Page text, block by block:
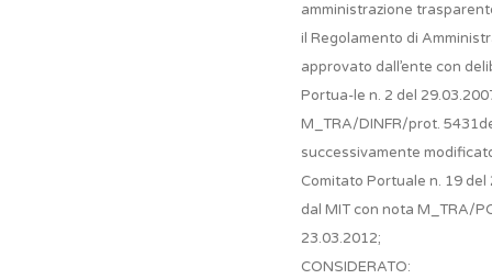
amministrazione
il Regolamento di
approvato dall’ente con
Portua-le n. 2 del
M_TRA/DINFR/prot.
successivamente
Comitato Portuale n. 19
dal MIT con nota M_TRA/
23.03.2012;
CONSIDERATO: